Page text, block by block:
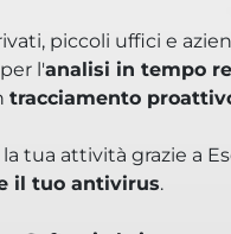
piccoli uffici e
l'analisi in tempo
tracciamento
tua attività grazie a
il tuo antivirus.